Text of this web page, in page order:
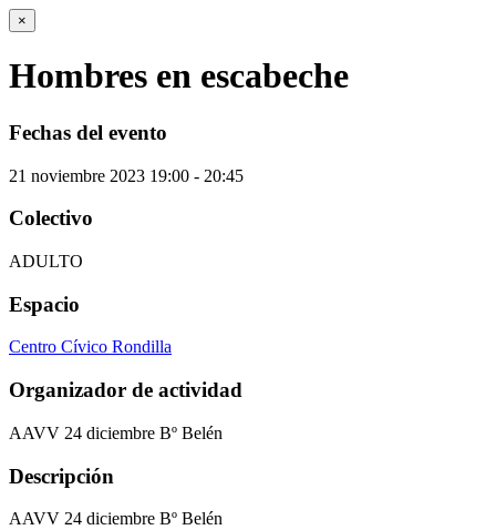
×
Hombres en escabeche
Fechas del evento
21 noviembre 2023 19:00 - 20:45
Colectivo
ADULTO
Espacio
Centro Cívico Rondilla
Organizador de actividad
AAVV 24 diciembre Bº Belén
Descripción
AAVV 24 diciembre Bº Belén